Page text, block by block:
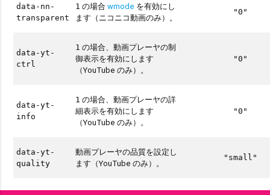
data-nn-
transparent
1 の場合wmode を有効にし
ます（ニコニコ動画のみ）。
"0"
data-yt-
ctrl
1 の場合、動画プレーヤの制
御表示を有効にします
（YouTube のみ）。
"0"
data-yt-
info
1 の場合、動画プレーヤの詳
細表示を有効にします
（YouTube のみ）。
"0"
data-yt-
quality
動画プレーヤの品質を設定し
ます（YouTube のみ）。
"small"